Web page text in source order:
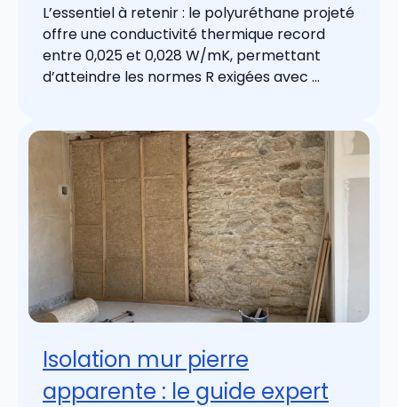
L’essentiel à retenir : le polyuréthane projeté
offre une conductivité thermique record
entre 0,025 et 0,028 W/mK, permettant
d’atteindre les normes R exigées avec ...
Isolation mur pierre
apparente : le guide expert